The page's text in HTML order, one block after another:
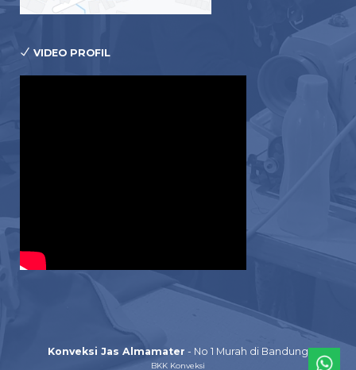
VIDEO PROFIL
Konveksi Jas Almamater - No 1 Murah di Bandung
BKK Konveksi